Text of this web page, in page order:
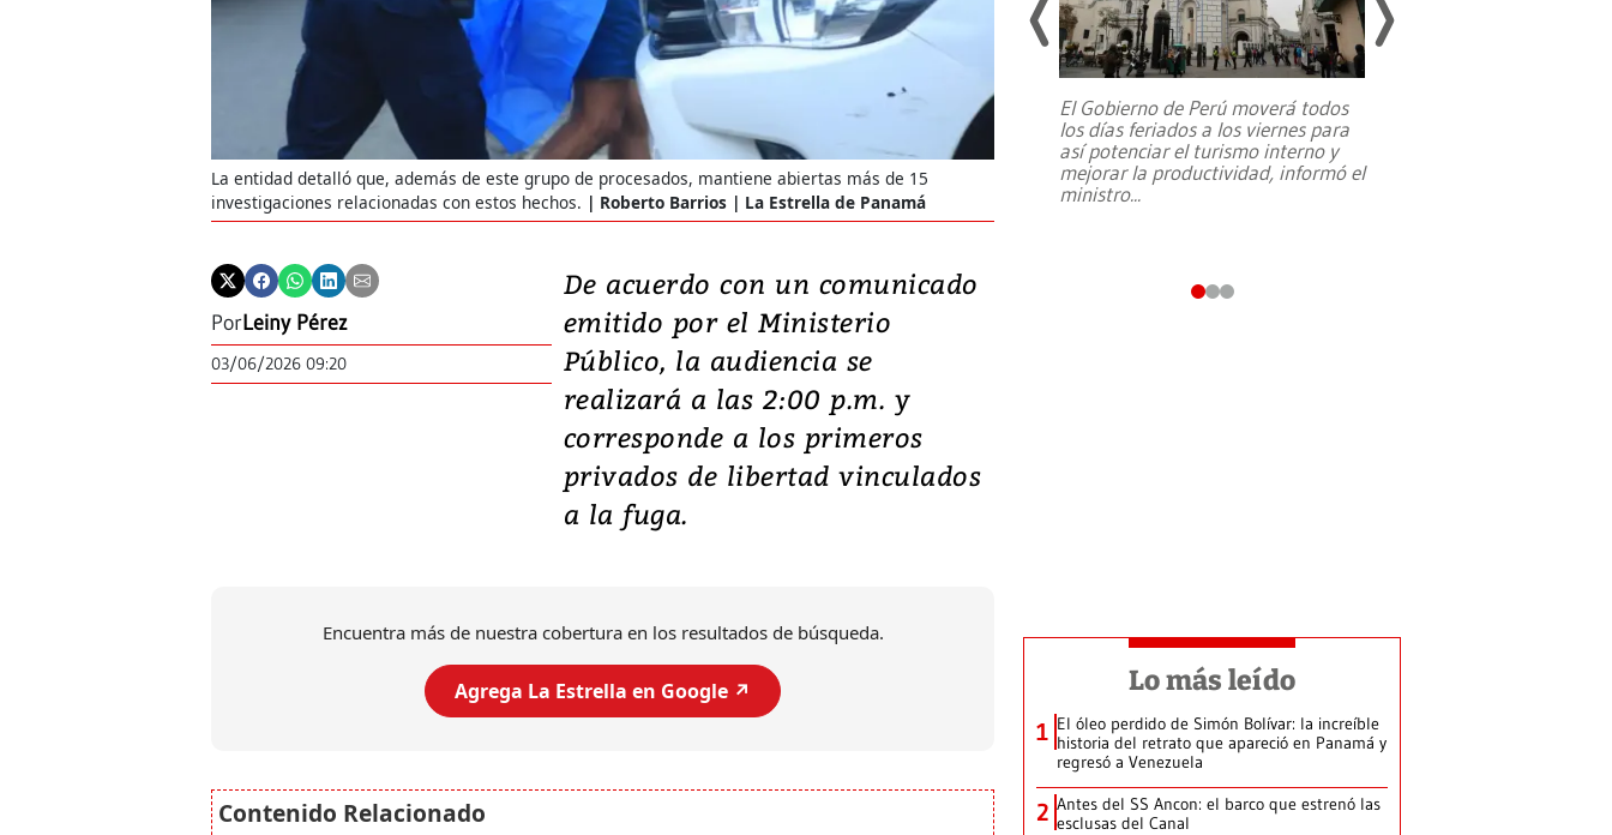
La entidad detalló que, además de este grupo de procesados, mantiene abiertas más de 15
investigaciones relacionadas con estos hechos.
Roberto Barrios | La Estrella de Panamá
PorLeiny Pérez
03/06/2026 09:20
De acuerdo con un comunicado
emitido por el Ministerio
Público, la audiencia se
realizará a las 2:00 p.m. y
corresponde a los primeros
privados de libertad vinculados
a la fuga.
Encuentra más de nuestra cobertura en los resultados de búsqueda.
Agrega La Estrella en Google ↗️
Entre recuerdos y escuetas
referencias hacia sus adversarios, el
presidente de Brasil, Luiz Inácio Lula
da Silva, oficializó este domingo su
candidatura...
El Gobierno de Perú moverá todos
los días feriados a los viernes para
así potenciar el turismo interno y
mejorar la productividad, informó el
ministro...
Lo más leído
1 El óleo perdido de Simón Bolívar: la increíble
historia del retrato que apareció en Panamá y
regresó a Venezuela
2 Antes del SS Ancon: el barco que estrenó las
esclusas del Canal